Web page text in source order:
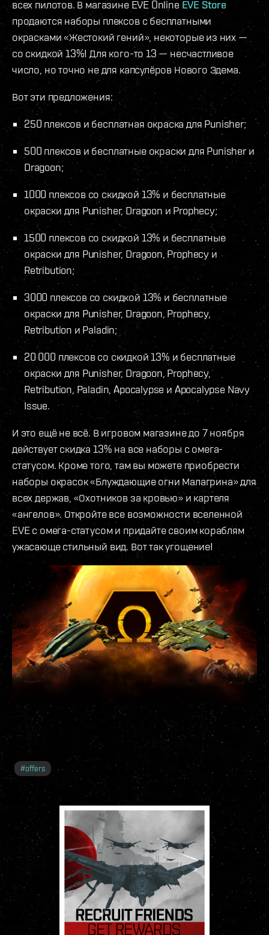
всех пилотов. В магазине EVE Online EVE Store
продаются наборы плексов с бесплатными
окрасками «Жестокий гений», некоторые из них —
со скидкой 13%! Для кого-то 13 — несчастливое
число, но точно не для капсулёров Нового Эдема.
Вот эти предложения:
250 плексов и бесплатная окраска для Punisher;
500 плексов и бесплатные окраски для Punisher и
Dragoon;
1000 плексов со скидкой 13% и бесплатные
окраски для Punisher, Dragoon и Prophecy;
1500 плексов со скидкой 13% и бесплатные
окраски для Punisher, Dragoon, Prophecy и
Retribution;
3000 плексов со скидкой 13% и бесплатные
окраски для Punisher, Dragoon, Prophecy,
Retribution и Paladin;
20 000 плексов со скидкой 13% и бесплатные
окраски для Punisher, Dragoon, Prophecy,
Retribution, Paladin, Apocalypse и Apocalypse Navy
Issue.
И это ещё не всё. В игровом магазине до 7 ноября
действует скидка 13% на все наборы с омега-
статусом. Кроме того, там вы можете приобрести
наборы окрасок «Блуждающие огни Малагрина» для
всех держав, «Охотников за кровью» и картеля
«ангелов». Откройте все возможности вселенной
EVE с омега-статусом и придайте своим кораблям
ужасающе стильный вид. Вот так угощение!
#offers